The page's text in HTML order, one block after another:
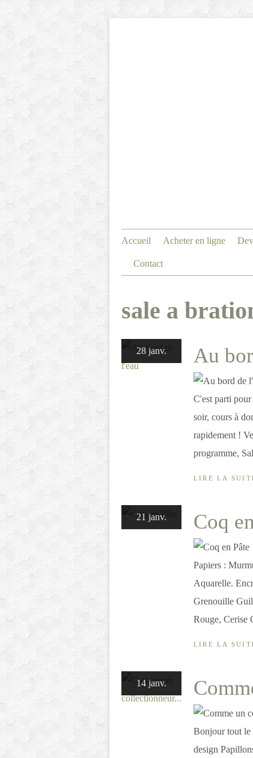
Accueil Acheter en ligne
Contact
sale a
28 janv. Au
C'est parti
soir, cours à
rapidement !
programme,
LIRE LA
21 janv. Coq
Papiers :
Aquarelle.
Grenouille
Rouge, Cerise
LIRE LA
14 janv.
Bonjour tout le
design